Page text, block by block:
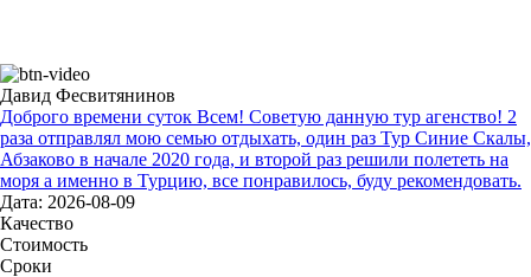
Давид Фесвитянинов
Доброго времени суток Всем! Советую данную тур агенство! 2
раза отправлял мою семью отдыхать, один раз Тур Синие Скалы,
Абзаково в начале 2020 года, и второй раз решили полететь на
моря а именно в Турцию, все понравилось, буду рекомендовать.
Дата: 2026-08-09
Качество
Стоимость
Сроки